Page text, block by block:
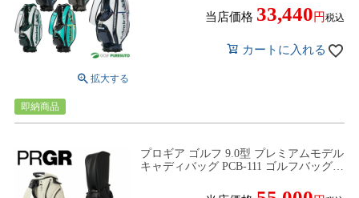
当店価格 33,440 税込
カートに入れる
即納商品
プロギア ゴルフ 9.0型 プレミアムモデル
キャディバッグ PCB-111 ゴルフバッグ
GOLF【■P■】